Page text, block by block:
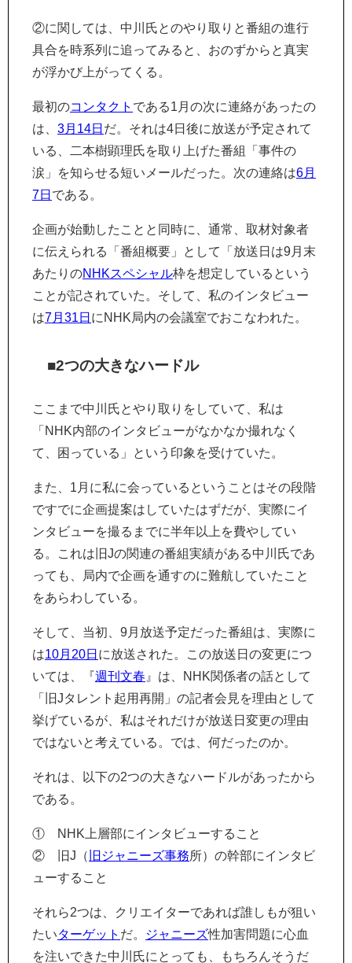
②に関しては、中川氏とのやり取りと番組の進行
具合を時系列に追ってみると、おのずからと真実
が浮かび上がってくる。
最初のコンタクト である1月の次に連絡があったの
は、 3月14日 だ。それは4日後に放送が予定されて
いる、二本樹顕理氏を取り上げた番組「事件の
涙」を知らせる短いメールだった。次の連絡は6月
7日 である。
企画が始動したことと同時に、通常、取材対象者
に伝えられる「番組概要」として「放送日は9月末
あたりのNHKスペシャル枠を想定しているという
ことが記されていた。そして、私のインタビュー
は7月31日 にNHK局内の会議室でおこなわれた。
■2つの大きなハードル
ここまで中川氏とやり取りをしていて、私は
「NHK内部のインタビューがなかなか撮れなく
て、困っている」という印象を受けていた。
また、1月に私に会っているということはその段階
ですでに企画提案はしていたはずだが、実際にイ
ンタビューを撮るまでに半年以上を費やしてい
る。これは旧Jの関連の番組実績がある中川氏であ
っても、局内で企画を通すのに難航していたこと
をあらわしている。
そして、当初、9月放送予定だった番組は、実際に
は10月20日 に放送された。この放送日の変更につ
いては、『週刊文春 』は、NHK関係者の話として
「旧Jタレント起用再開」の記者会見を理由として
挙げているが、私はそれだけが放送日変更の理由
ではないと考えている。では、何だったのか。
それは、以下の2つの大きなハードルがあったから
である。
① NHK上層部にインタビューすること
② 旧J（ 旧ジャニーズ事務所）の幹部にインタビ
ューすること
それら2つは、クリエイターであれば誰しもが狙い
たいターゲット だ。 ジャニーズ性加害問題に心血
を注いできた中川氏にとっても、もちろんそうだ